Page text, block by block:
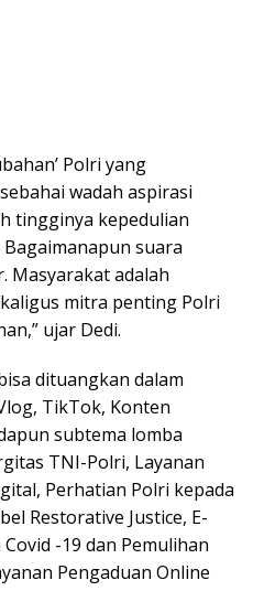
Polri yang
wadah aspirasi
tingginya kepedulian
suara
Masyarakat adalah
mitra penting Polri
ujar Dedi.
dituangkan dalam
TikTok, Konten
subtema lomba
TNI-Polri, Layanan
Perhatian Polri kepada
Restorative Justice, E-
-19 dan Pemulihan
Pengaduan Online